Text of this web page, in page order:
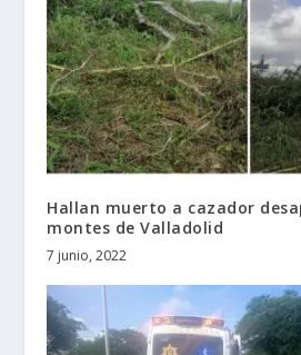
Hallan muerto a cazador
montes de Valladolid
7 junio, 2022